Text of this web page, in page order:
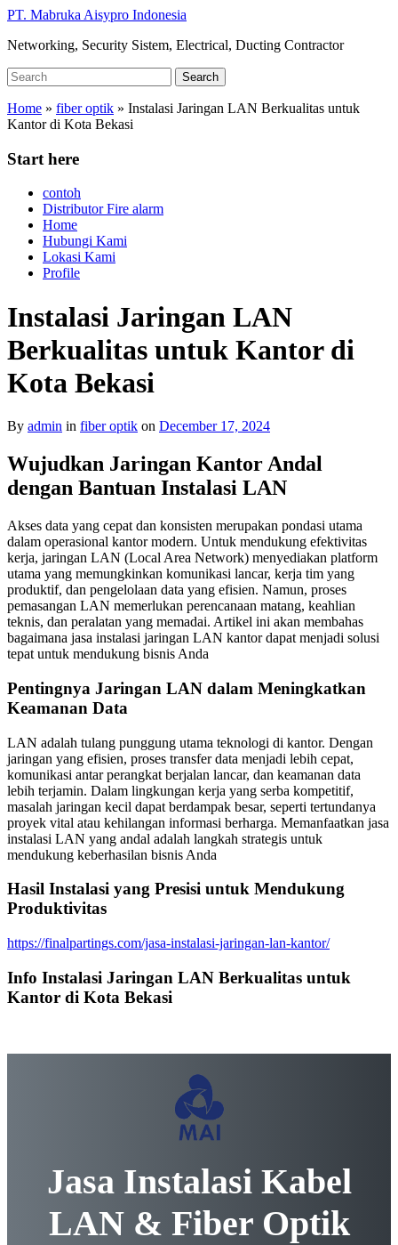
Skip
main
PT. Mabruka Aisypro Indonesia
Networking, Security Sistem, Electrical, Ducting Contractor
Search
for:
Search
Home » fiber optik » Instalasi Jaringan LAN Berkualitas untuk
Kantor di Kota Bekasi
Start here
contoh
Distributor Fire alarm
Home
Hubungi Kami
Lokasi Kami
Profile
Instalasi Jaringan LAN
Berkualitas untuk Kantor di
Kota Bekasi
By admin in fiber optik on December 17, 2024
Wujudkan Jaringan Kantor Andal
dengan Bantuan Instalasi LAN
Akses data yang cepat dan konsisten merupakan pondasi utama
dalam operasional kantor modern. Untuk mendukung efektivitas
kerja, jaringan LAN (Local Area Network) menyediakan platform
utama yang memungkinkan komunikasi lancar, kerja tim yang
produktif, dan pengelolaan data yang efisien. Namun, proses
pemasangan LAN memerlukan perencanaan matang, keahlian
teknis, dan peralatan yang memadai. Artikel ini akan membahas
bagaimana jasa instalasi jaringan LAN kantor dapat menjadi solusi
tepat untuk mendukung bisnis Anda
Pentingnya Jaringan LAN dalam Meningkatkan
Keamanan Data
LAN adalah tulang punggung utama teknologi di kantor. Dengan
jaringan yang efisien, proses transfer data menjadi lebih cepat,
komunikasi antar perangkat berjalan lancar, dan keamanan data
lebih terjamin. Dalam lingkungan kerja yang serba kompetitif,
masalah jaringan kecil dapat berdampak besar, seperti tertundanya
proyek vital atau kehilangan informasi berharga. Memanfaatkan jasa
instalasi LAN yang andal adalah langkah strategis untuk
mendukung keberhasilan bisnis Anda
Hasil Instalasi yang Presisi untuk Mendukung
Produktivitas
https://finalpartings.com/jasa-instalasi-jaringan-lan-kantor/
Info Instalasi Jaringan LAN Berkualitas untuk
Kantor di Kota Bekasi
Jasa Instalasi Kabel
LAN & Fiber Optik